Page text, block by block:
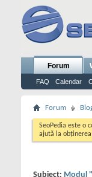
Forum
FAQ Calendar
Forum
SeoPedia este o
ajută la
Subiect: Modul